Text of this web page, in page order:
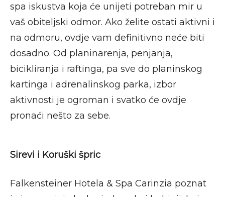
spa iskustva koja će unijeti potreban mir u
vaš obiteljski odmor. Ako želite ostati aktivni i
na odmoru, ovdje vam definitivno neće biti
dosadno. Od planinarenja, penjanja,
bicikliranja i raftinga, pa sve do planinskog
kartinga i adrenalinskog parka, izbor
aktivnosti je ogroman i svatko će ovdje
pronaći nešto za sebe.
Sirevi i Koruški špric
Falkensteiner Hotela & Spa Carinzia poznat